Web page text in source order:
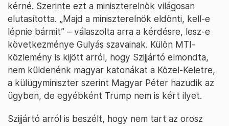
kérné. Szerinte ezt a miniszterelnök világosan
elutasította. „Majd a miniszterelnök eldönti, kell-e
lépnie bármit” – válaszolta arra a kérdésre, lesz-e
következménye Gulyás szavainak. Külön MTI-
közlemény is kijött arról, hogy Szijjártó elmondta,
nem küldenénk magyar katonákat a Közel-Keletre,
a külügyminiszter szerint Magyar Péter hazudik az
ügyben, de egyébként Trump nem is kért ilyet.
Szijjártó arról is beszélt, hogy nem tart az orosz